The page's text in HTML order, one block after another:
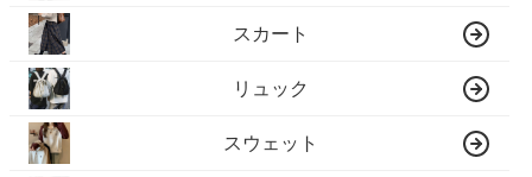
スカート
リュック
スウェット